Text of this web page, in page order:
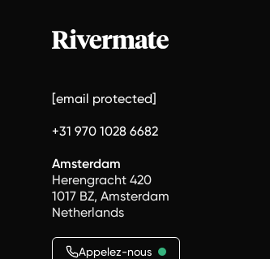
[email protected]
+31 970 1028 6682
Amsterdam
Herengracht 420
1017 BZ, Amsterdam
Netherlands
Appelez-nous